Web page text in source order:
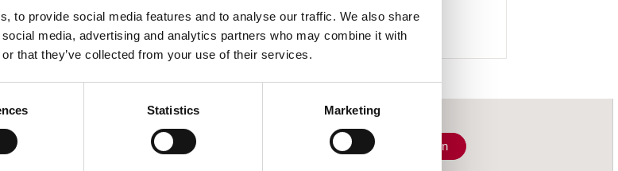
to provide social media features and to analyse our traffic. We also share
media, advertising and analytics partners who may combine it with
that they’ve collected from your use of their services.
Statistics Marketing
Schrijf je in